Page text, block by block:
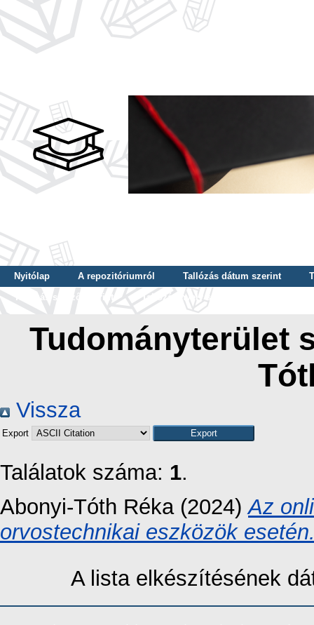
Nyitólap A repozitóriumról Tallózás dátum szerint
Tallózás szerző szerint
Tallózás nyelv szerint
Tudományterület
Vissza
Export
Találatok száma: 1.
Abonyi-Tóth Réka (2024)Az
orvostechnikai eszközök
A lista elkészítésének